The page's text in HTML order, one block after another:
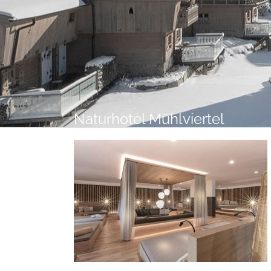
Naturhotel Mühlviertel
Digital Detox im INNs HOLZ:
Warum Gäste ihr Handy gern
beiseitelegen
Mit allen Sinnen: Die